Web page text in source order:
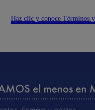
Haz clic y conoce Términos